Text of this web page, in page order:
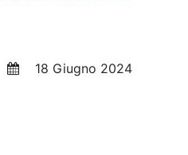
18 Giugno 2024